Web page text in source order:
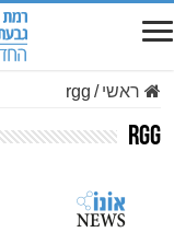
ראשי /
rgg
rgg